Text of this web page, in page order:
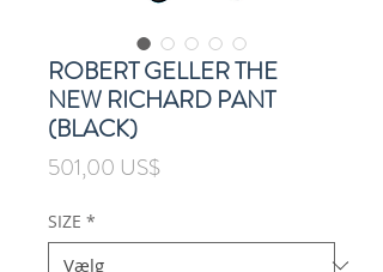
ROBERT GELLER THE
NEW RICHARD PANT
(BLACK)
501,00 US$Pris
SIZE *